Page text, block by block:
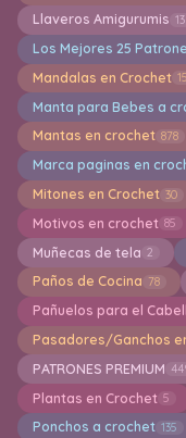
Llaveros Amigurumis 13
Los Mejores 25
Mandalas en Crochet
Manta para Bebes a
Mantas en crochet 878
Marca paginas en
Mitones en Crochet 30
Motivos en crochet 85
Muñecas de tela 2
Paños de Cocina 78
Pañuelos para el
Pasadores/Ganchos
PATRONES PREMIUM
Plantas en Crochet 5
Ponchos a crochet 135